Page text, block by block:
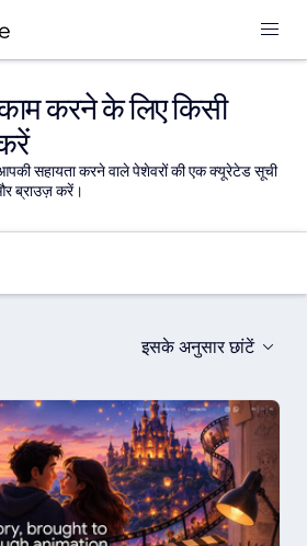
करने के लिए किसी
सहायता करने वाले पेशेवरों की एक क्यूरेटेड सूची
ब्राउज़ करें।
इसके अनुसार छांटें